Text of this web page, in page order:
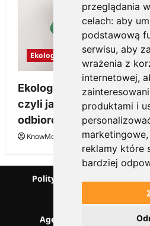
przeglądania
celach: aby
podstawową
serwisu, aby
wrażenia z
internetowej,
produktami i
marketingowe,
reklamy które
bardziej
Ekologia
Ekologiczne gadżety
czyli jak wzbudzić
odbiorców
KnowMore.pl 28 grudnia, 2025
Polityka prywatności
Słownik
Blog o
Agencja marketingowa